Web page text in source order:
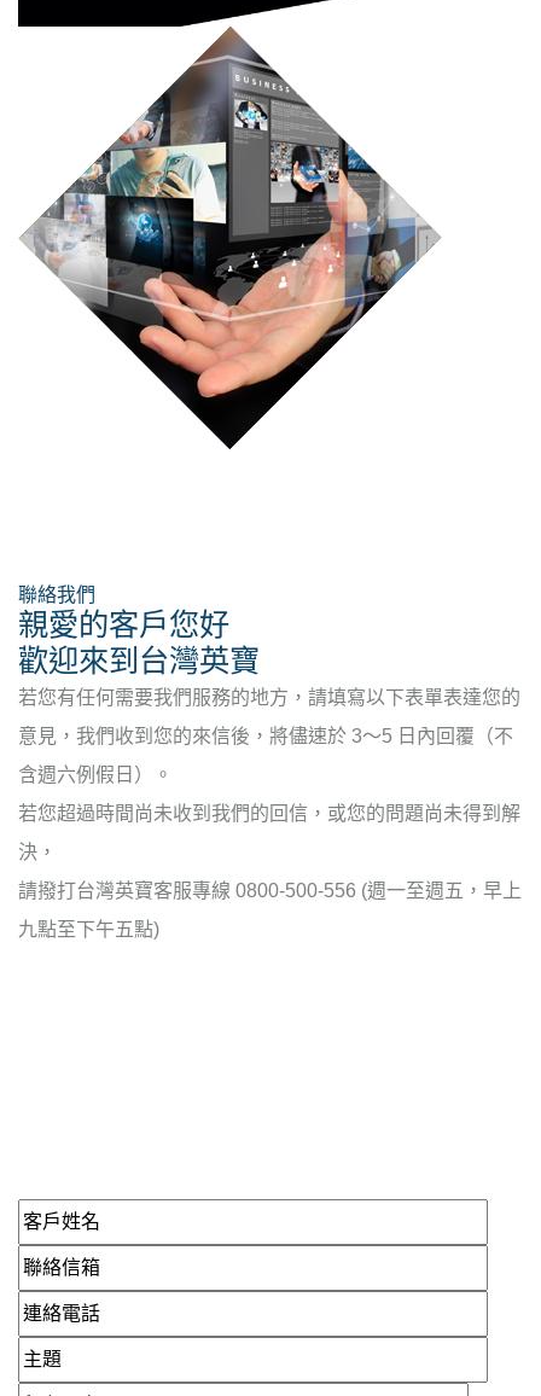
聯絡我們
親愛的客戶您好
歡迎來到台灣英寶
若您有任何需要我們服務的地方，請填寫以下表單表達您的
意見，我們收到您的來信後，將儘速於 3～5 日內回覆（不
含週六例假日）。
若您超過時間尚未收到我們的回信，或您的問題尚未得到解
決，
請撥打台灣英寶客服專線 0800-500-556 (週一至週五，早上
九點至下午五點)